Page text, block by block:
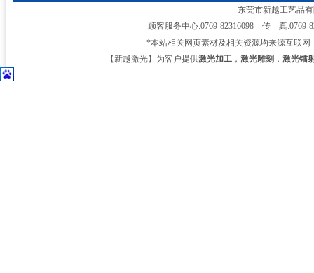
东莞市新越工艺品
顾客服务中心:0769-82316098 传 真:0769-
*本站相关网页素材及相关资源均来源互联
【新越激光】为客户提供激光加工 ， 激光雕刻 ， 激光镭